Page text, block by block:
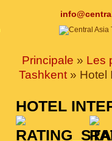
Principale » Les
Tashkent » Hotel
HOTEL